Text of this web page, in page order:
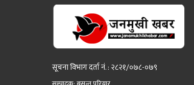
सूचना विभाग दर्ता नं. : २८२१/०७८-०७९